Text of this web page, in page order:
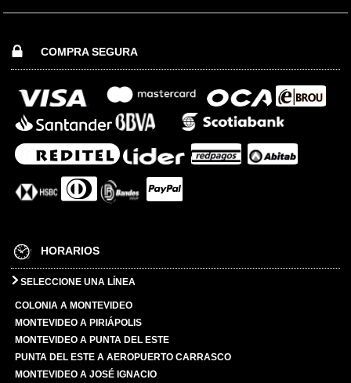
COMPRA SEGURA
HORARIOS
SELECCIONE UNA LÍNEA
COLONIA A MONTEVIDEO
MONTEVIDEO A PIRIÁPOLIS
MONTEVIDEO A PUNTA DEL ESTE
PUNTA DEL ESTE A AEROPUERTO CARRASCO
MONTEVIDEO A JOSÉ IGNACIO